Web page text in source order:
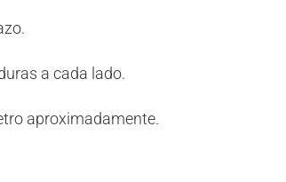
a cada lado.
aproximadamente.